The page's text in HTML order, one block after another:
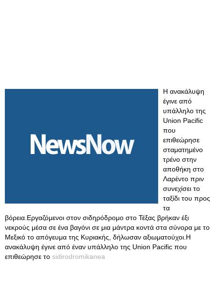
Η ανακάλυψη
έγινε από
υπάλληλο της
Union Pacific
που
επιθεώρησε
σταματημένο
τρένο στην
αποθήκη στο
Λαρέντο πριν
συνεχίσει το
ταξίδι του προς
τα
βόρεια.Εργαζόμενοι στον σιδηρόδρομο στο Τέξας βρήκαν έξι
νεκρούς μέσα σε ένα βαγόνι σε μια μάντρα κοντά στα σύνορα με το
Μεξικό το απόγευμα της Κυριακής, δήλωσαν αξιωματούχοι.Η
ανακάλυψη έγινε από έναν υπάλληλο της Union Pacific που
επιθεώρησε το sidirodromikanea